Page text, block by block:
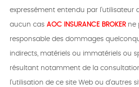
expressément entendu par l'utilisateur
aucun cas AOC INSURANCE BROKER ne
responsable des dommages
indirects, matériels ou immatériels ou
résultant notamment de la
l'utilisation de ce site Web ou d'autres